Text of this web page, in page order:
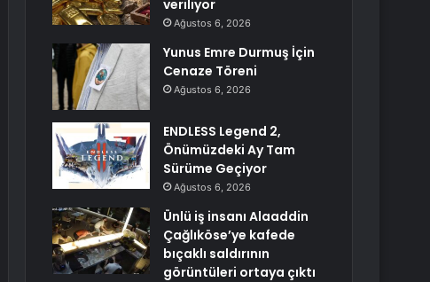
veriliyor
Ağustos 6, 2026
Yunus Emre Durmuş İçin
Cenaze Töreni
Ağustos 6, 2026
ENDLESS Legend 2,
Önümüzdeki Ay Tam
Sürüme Geçiyor
Ağustos 6, 2026
Ünlü iş insanı Alaaddin
Çağlıköse’ye kafede
bıçaklı saldırının
görüntüleri ortaya çıktı